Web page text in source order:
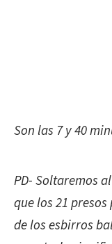
Son las 7 y 40
PD- Soltaremos
que los 21
de los esbirros